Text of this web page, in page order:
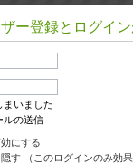
ー登録とログイ
まいました
ルの送信
にする
す （このログインのみ効